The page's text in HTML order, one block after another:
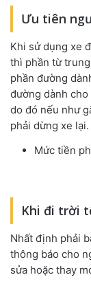
Ưu tiên
Khi sử dụng xe
thì phần từ
phần đường
đường dành
do đó nếu như
phải dừng xe lại.
Mức tiền
Khi đi trời
Nhất định phải
thông báo cho
sửa hoặc thay